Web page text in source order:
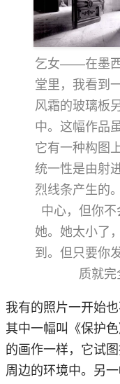
乞女——在墨
堂里，我看到
风霜的玻璃板
中。这幅作品
它有一种构图
统一性是由射
烈线条产生的
中心，但你
她。她太小了
到。但只要你
质就完
我有的照片一开始
其中一幅叫《保护
的画作一样，它试
周边的环境中。另